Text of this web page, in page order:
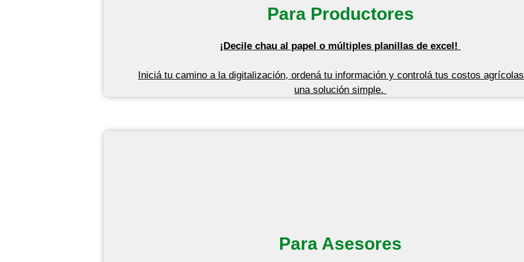
Para Productores
¡Decile chau al papel o múltiples planillas de excel!
Iniciátu camino a la digitalización, ordenátu información y controlátus costos
una solución simple.
Para Asesores